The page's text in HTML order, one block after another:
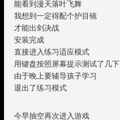
能看到漫天落叶飞舞
我想到一定得配个护目镜
才能出剑决战
安装完成
直接进入练习适应模式
用键盘按照屏幕提示测试了几下
由于晚上要辅导孩子学习
退出了练习模式
今早抽空再次进入游戏